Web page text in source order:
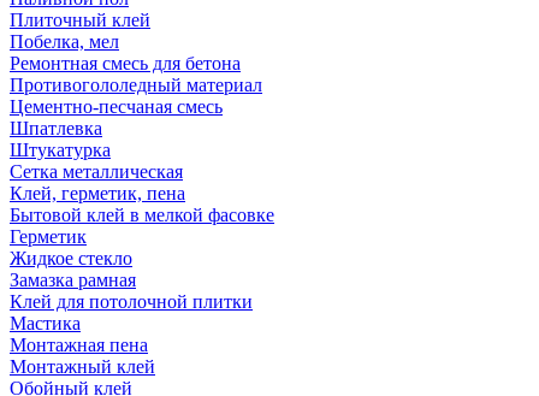
Плиточный клей
Побелка, мел
Ремонтная смесь для бетона
Противогололедный материал
Цементно-песчаная смесь
Шпатлевка
Штукатурка
Сетка металлическая
Клей, герметик, пена
Бытовой клей в мелкой фасовке
Герметик
Жидкое стекло
Замазка рамная
Клей для потолочной плитки
Мастика
Монтажная пена
Монтажный клей
Обойный клей